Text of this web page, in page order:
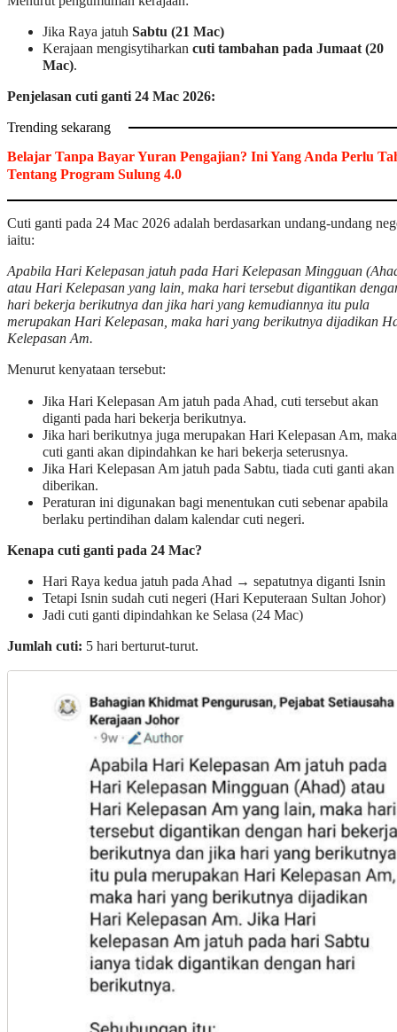
Jika Raya jatuh Sabtu (21 Mac)
Kerajaan mengisytiharkan cuti tambahan pada Jumaat (20
Mac).
Penjelasan cuti ganti 24 Mac 2026:
Trending sekarang
Belajar Tanpa Bayar Yuran Pengajian? Ini Yang Anda Perlu
Tentang Program Sulung 4.0
Cuti ganti pada 24 Mac 2026 adalah berdasarkan undang-undang
iaitu:
Apabila Hari Kelepasan jatuh pada Hari Kelepasan Mingguan
atau Hari Kelepasan yang lain, maka hari tersebut digantikan
hari bekerja berikutnya dan jika hari yang kemudiannya itu pula
merupakan Hari Kelepasan, maka hari yang berikutnya dijadikan
Kelepasan Am.
Menurut kenyataan tersebut:
Jika Hari Kelepasan Am jatuh pada Ahad, cuti tersebut akan
diganti pada hari bekerja berikutnya.
Jika hari berikutnya juga merupakan Hari Kelepasan Am, maka
cuti ganti akan dipindahkan ke hari bekerja seterusnya.
Jika Hari Kelepasan Am jatuh pada Sabtu, tiada cuti ganti akan
diberikan.
Peraturan ini digunakan bagi menentukan cuti sebenar apabila
berlaku pertindihan dalam kalendar cuti negeri.
Kenapa cuti ganti pada 24 Mac?
Hari Raya kedua jatuh pada Ahad → sepatutnya diganti Isnin
Tetapi Isnin sudah cuti negeri (Hari Keputeraan Sultan Johor)
Jadi cuti ganti dipindahkan ke Selasa (24 Mac)
Jumlah cuti: 5 hari berturut-turut.